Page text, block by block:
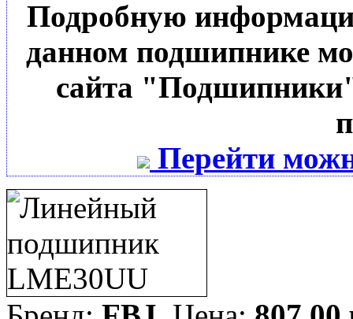
Подробную
данном подшипнике
сайта
Перейти